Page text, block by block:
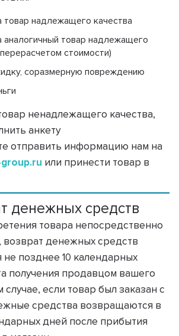
товар надлежащего качества
аналогичный товар надлежащего
стоимости)
соразмерную повреждению
ненадлежащего качества,
анкету
отправить информацию нам на
или принести товар в
денежных средств
товара непосредственно
возврат денежных средств
не позднее 10 календарных
получения продавцом вашего
случае, если товар был заказан с
средства возвращаются в
дней после прибытия